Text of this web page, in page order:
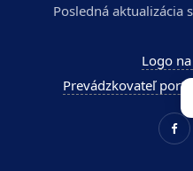
Posledná aktualizácia
Logo
Prevádzkovateľ